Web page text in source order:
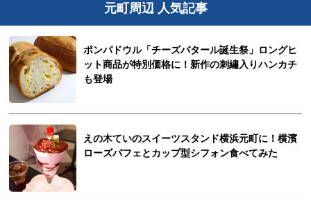
元町周辺 人気記事
ポンパドウル「チーズバタール誕生祭」ロングヒ
ット商品が特別価格に！新作の刺繡入りハンカチ
も登場
えの木ていのスイーツスタンド横浜元町に！横濱
ローズパフェとカップ型シフォン食べてみた